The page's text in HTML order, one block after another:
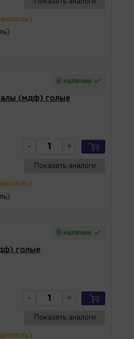
Показать аналоги
В наличии
(мдф) голые
- +
Показать аналоги
В наличии
голые
- +
Показать аналоги